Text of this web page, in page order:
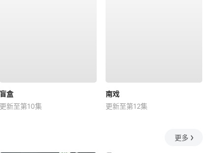
盲盒
更新至第10集
南戏
更新至第12集
更多